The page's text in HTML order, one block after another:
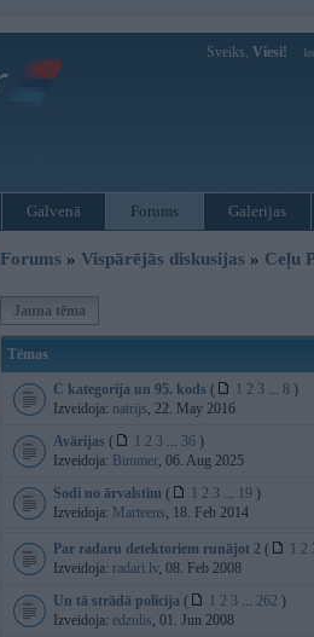
Sveiks, Viesi!
Galvenā Forums Galerijas
Forums » Vispārējās diskusijas » Ceļu
Jauna tēma
Tēmas
C kategorija un 95. kods ( 1 2 3 ... 8 )
Izveidoja: natrijs, 22. May 2016
Avārijas ( 1 2 3 ... 36 )
Izveidoja: Bimmer, 06. Aug 2025
Sodi no ārvalstīm ( 1 2 3 ... 19 )
Izveidoja: Marteens, 18. Feb 2014
Par radaru detektoriem runājot 2 ( 1 2
Izveidoja: radari.lv, 08. Feb 2008
Un tā strādā policija ( 1 2 3 ... 262 )
Izveidoja: edzulis, 01. Jun 2008